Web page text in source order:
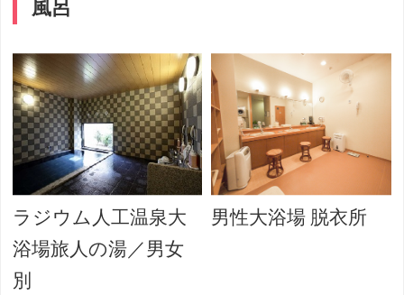
風呂
ラジウム人工温泉大
浴場旅人の湯／男女
別
男性大浴場 脱衣所